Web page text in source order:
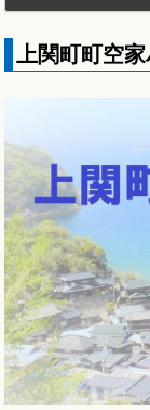
上関町町空